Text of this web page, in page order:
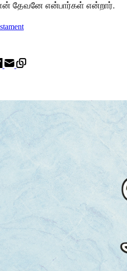
தேவனே என்பார்கள் என்றார்.